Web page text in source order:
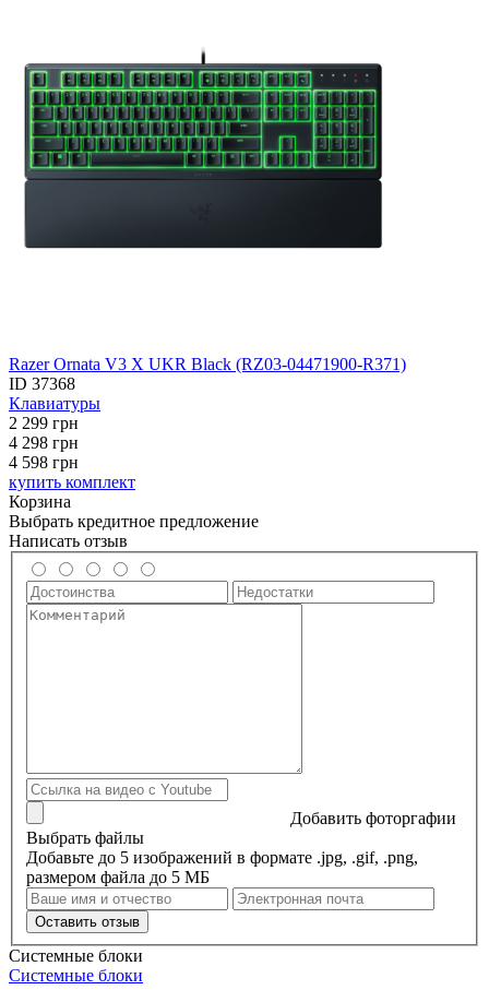
Razer Ornata V3 X UKR Black (RZ03-04471900-R371)
ID 37368
Клавиатуры
2 299 грн
4 298 грн
4 598 грн
купить комплект
Корзина
Выбрать кредитное предложение
Написать отзыв
Добавить фоторгафии
Выбрать файлы
Добавьте до 5 изображений в формате .jpg, .gif, .png,
размером файла до 5 МБ
Оставить отзыв
Системные блоки
Системные блоки